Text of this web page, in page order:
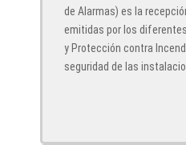
de Alarmas) es la
emitidas por los
y Protección contra
seguridad de las